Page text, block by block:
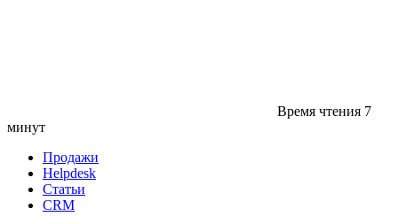
Время чтения 7
минут
Продажи
Helpdesk
Статьи
CRM